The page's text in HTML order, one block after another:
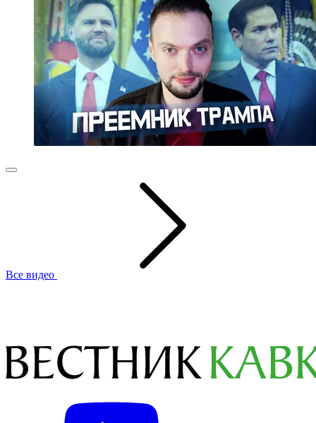
Все видео